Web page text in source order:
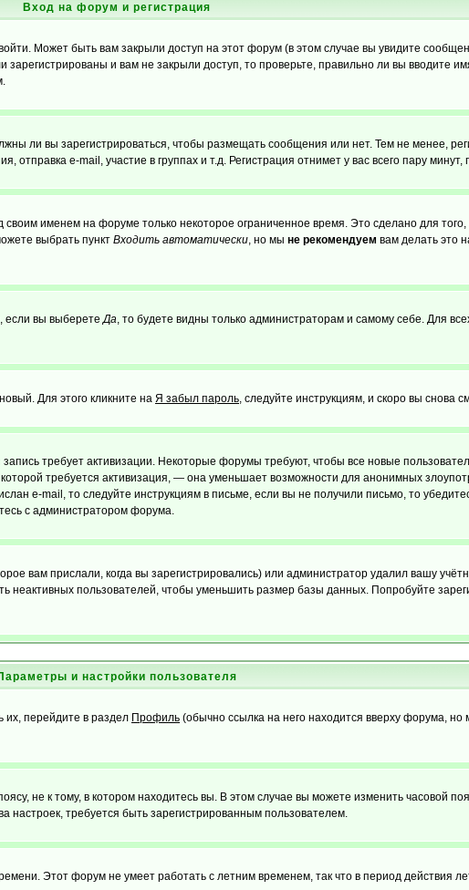
Вход на форум и регистрация
Может быть вам закрыли доступ на этот форум (в этом случае вы увидите
и вам не закрыли доступ, то проверьте, правильно ли вы вводите
ли вы зарегистрироваться, чтобы размещать сообщения или нет. Тем не менее,
e-mail, участие в группах и т.д. Регистрация отнимет у вас всего пару
своим именем на форуме только некоторое ограниченное время. Это сделано для того,
выбрать пункт Входить автоматически, но мы не рекомендуем вам делать это
, если вы выберетеДа, то будете видны только администраторам и самому себе. Для
Для этого кликните на Я забыл пароль, следуйте инструкциям, и скоро вы снова
требует активизации. Некоторые форумы требуют, чтобы все новые
требуется активизация, — она уменьшает возможности для анонимных
e-mail, то следуйте инструкциям в письме, если вы не получили письмо, то
с администратором форума.
вам прислали, когда вы зарегистрировались) или администратор удалил вашу
пользователей, чтобы уменьшить размер базы данных. Попробуйте
и настройки пользователя
их, перейдите в раздел Профиль (обычно ссылка на него находится вверху форума,
не к тому, в котором находитесь вы. В этом случае вы можете изменить часовой
настроек, требуется быть зарегистрированным пользователем.
Этот форум не умеет работать с летним временем, так что в период действия